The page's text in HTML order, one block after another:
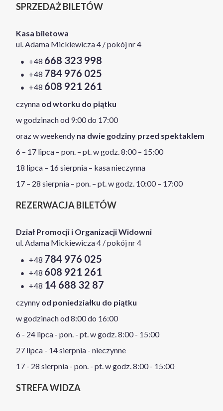
SPRZEDAŻ BILETÓW
Kasa biletowa
ul. Adama Mickiewicza 4 / pokój nr 4
+48 668 323 998
+48 784 976 025
+48 608 921 261
czynna od wtorku do piątku
w godzinach od 9:00 do 17:00
oraz w weekendy na dwie godziny przed spektaklem
6 – 17 lipca – pon. – pt. w godz. 8:00 – 15:00
18 lipca – 16 sierpnia – kasa nieczynna
17 – 28 sierpnia – pon. – pt. w godz. 10:00 – 17:00
REZERWACJA BILETÓW
Dział Promocji i Organizacji Widowni
ul. Adama Mickiewicza 4 / pokój nr 4
+48 784 976 025
+48 608 921 261
+48 14 688 32 87
czynny od poniedziałku do piątku
w godzinach od 8:00 do 16:00
6 - 24 lipca - pon. - pt. w godz. 8:00 - 15:00
27 lipca - 14 sierpnia - nieczynne
17 - 28 sierpnia - pon. - pt. w godz. 8:00 - 15:00
STREFA WIDZA